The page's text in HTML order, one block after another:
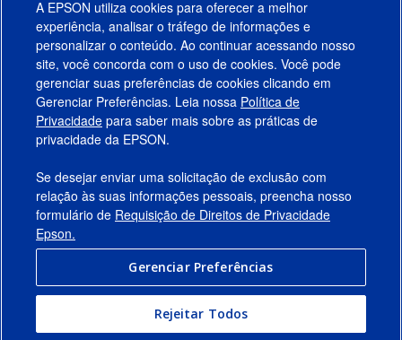
Produtos
Suporte
Links Sugeridos
Empresa
Conecte-se com a Epson
A EPSON utiliza cookies para oferecer a melhor
experiência, analisar o tráfego de informações e
personalizar o conteúdo. Ao continuar acessando nosso
site, você concorda com o uso de cookies. Você pode
gerenciar suas preferências de cookies clicando em
Gerenciar Preferências. Leia nossa Política de
Privacidade para saber mais sobre as práticas de
privacidade da EPSON.
Se desejar enviar uma solicitação de exclusão com
relação às suas informações pessoais, preencha nosso
formulário de Requisição de Direitos de Privacidade
Epson.
Gerenciar Preferências
Rejeitar Todos